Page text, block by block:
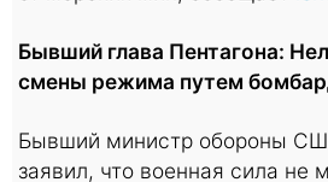
Бывший глава Пентагона:
смены режима путем
Бывший министр обороны
заявил, что военная сила не